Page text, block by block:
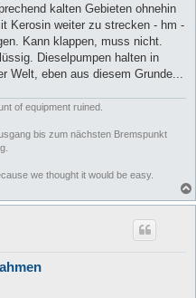
kalten Gebieten ohnehin
Kerosin weiter zu strecken - hm -
Kann klappen, muss nicht.
Dieselpumpen halten in
Welt, eben aus diesem Grunde...
of equipment ruined.
bis zum nächsten Bremspunkt
we thought it would be easy.